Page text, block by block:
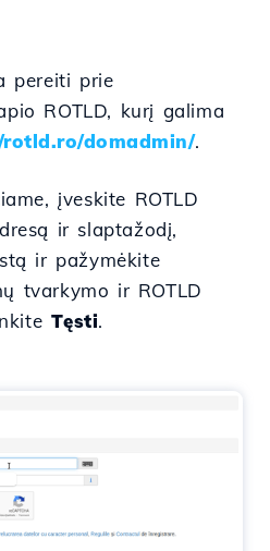
pereiti prie
ROTLD, kurį galima
domadmin/.
įveskite ROTLD
ir slaptažodį,
ir pažymėkite
tvarkymo ir ROTLD
Tęsti.